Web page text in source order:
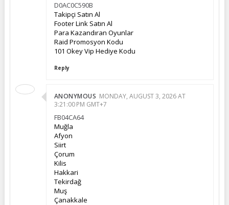
D0AC0C590B
Takipçi Satın Al
Footer Link Satın Al
Para Kazandıran Oyunlar
Raid Promosyon Kodu
101 Okey Vip Hediye Kodu
Reply
ANONYMOUS MONDAY, AUGUST 3, 2026 AT
3:21:00 PM GMT+7
FB04CA64
Muğla
Afyon
Siirt
Çorum
Kilis
Hakkari
Tekirdağ
Muş
Çanakkale